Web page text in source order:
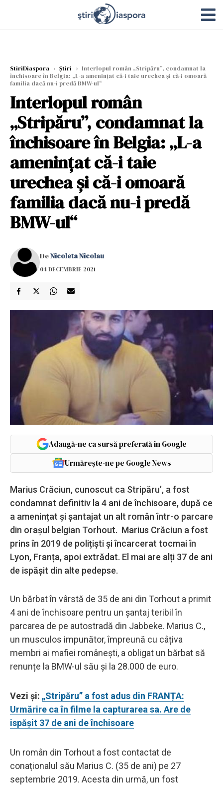
StiriDiaspora › Știri › Interlopul român „Stripăru”, condamnat la
închisoare în Belgia: „L-a amenințat că-i taie urechea și că-i omoară
familia dacă nu-i predă BMW-ul“
Interlopul român
„Stripăru”, condamnat la
închisoare în Belgia: „L-a
amenințat că-i taie
urechea și că-i omoară
familia dacă nu-i predă
BMW-ul“
DeNicoleta Nicolau
04 DECEMBRIE 2021
Adaugă-ne ca sursă preferată în Google
Urmărește-ne pe Google News
Marius Crăciun, cunoscut ca Stripăru’, a fost
condamnat definitiv la 4 ani de închisoare, după ce
a amenințat și șantajat un alt român într-o parcare
din orașul belgian Torhout. Marius Crăciun a fost
prins în 2019 de polițiști și încarcerat tocmai în
Lyon, Franța, apoi extrădat. El mai are alți 37 de ani
de ispășit din alte pedepse.
Un bărbat în vârstă de 35 de ani din Torhout a primit
4 ani de închisoare pentru un șantaj teribil în
parcarea de pe autostradă din Jabbeke. Marius C.,
un musculos impunător, împreună cu câțiva
membri ai mafiei românești, a obligat un bărbat să
renunțe la BMW-ul său și la 28.000 de euro.
Vezi și: „Stripăru” a fost adus din FRANȚA:
Urmărire ca în filme la capturarea sa. Are de
ispășit 37 de ani de închisoare
Un român din Torhout a fost contactat de
conaționalul său Marius C. (35 de ani) pe 27
septembrie 2019. Acesta din urmă, un fost